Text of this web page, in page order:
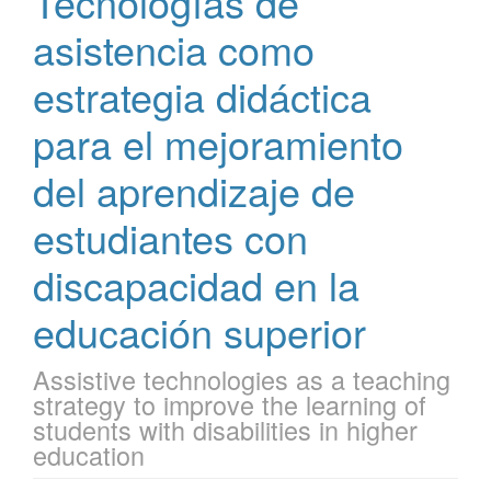
asistencia como
estrategia didáctica
para el mejoramiento
del aprendizaje de
estudiantes con
discapacidad en la
educación superior
Assistive technologies as a teaching
strategy to improve the learning of
students with disabilities in higher
education